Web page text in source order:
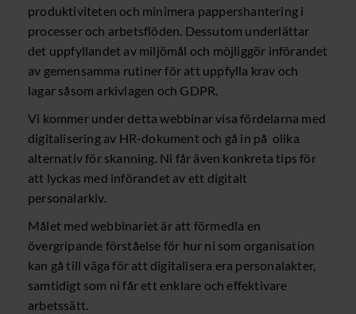
produktiviteten och minimera pappershantering i
processer och arbetsflöden. Dessutom underlättar
det uppfyllandet av miljömål och möjliggör införandet
av gemensamma rutiner för att uppfylla krav och
lagar såsom arkivlagen och GDPR.
Vi kommer under detta webbinar visa fördelarna med
digitalisering av HR-dokument och gå in på olika
alternativ för skanning. Ni får även konkreta tips för
att lyckas med införandet av ett digitalt
personalarkiv.
Målet med webbinariet är att förmedla en
övergripande förståelse för hur ni som organisation
kan gå till väga för att digitalisera era personalakter,
samtidigt som ni får ett enklare och effektivare
arbetssätt.